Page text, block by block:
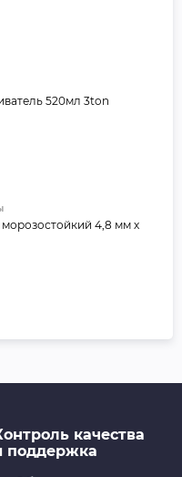
520мл 3ton
4,8 мм х
мм х 9,1 м)
качества
поддержка